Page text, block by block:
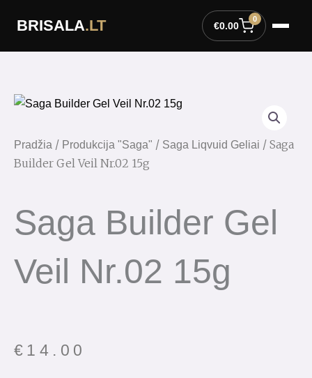
BRISALA.LT €0.00
0
Pradžia / Produkcija "Saga" / Saga Liqvuid Geliai / Saga
Builder Gel Veil Nr.02 15g
Saga Builder Gel
Veil Nr.02 15g
€ 14.00